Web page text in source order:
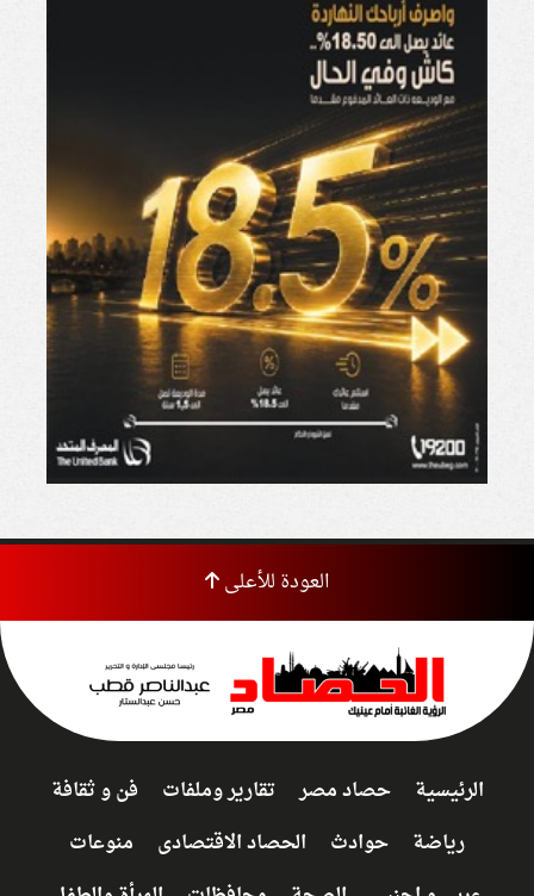
العودة للأعلى
الرئيسية حصاد مصر تقارير وملفات
فن و ثقافة
رياضة
حوادث الحصاد الاقتصادى
منوعات